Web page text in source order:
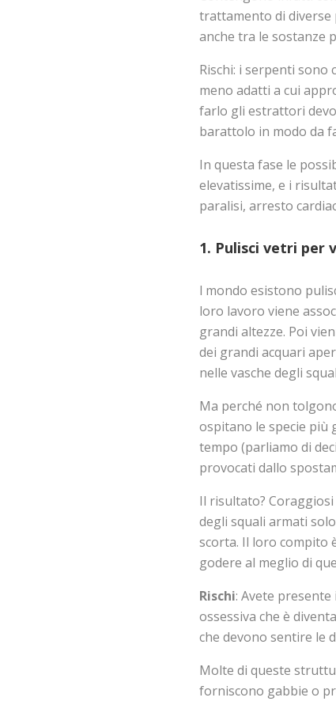
trattamento di diverse
anche tra le sostanze
Rischi: i serpenti
meno adatti a cui
farlo gli estrattori
barattolo in modo da
In questa fase le
elevatissime, e i
paralisi, arresto
1. Pulisci vetri per
l mondo esistono
loro lavoro viene
grandi altezze. Poi
dei grandi acquari
nelle vasche degli
Ma perché non
ospitano le specie più
tempo (parliamo di
provocati dallo
Il risultato?
degli squali armati
scorta. Il loro compito
godere al meglio di
Rischi: Avete
ossessiva che è
che devono sentire le
Molte di queste
forniscono gabbie o